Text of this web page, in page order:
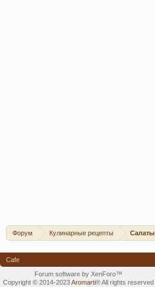
Форум Кулинарные рецепты Салаты
Cafe
Forum software by XenForo™
Copyright © 2014-2023Aromarti®All rights reserved